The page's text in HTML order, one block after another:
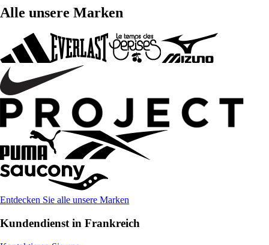
Alle unsere Marken
Entdecken Sie alle unsere Marken
Kundendienst in Frankreich